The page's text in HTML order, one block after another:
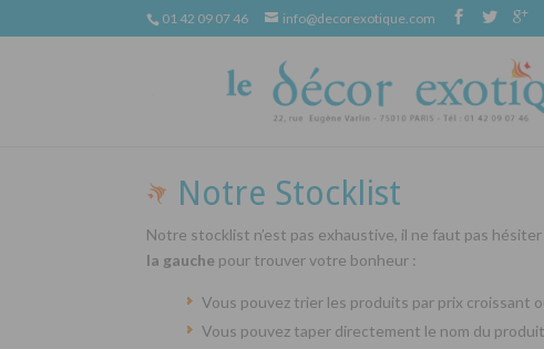
01 42 09 07 46 info@decorexotique.com
Notre Stocklist
Notre stocklist n’est pas exhaustive, il ne faut pas hésiter
la gauche pour trouver votre bonheur :
Vous pouvez trier les produits par prix croissant
Vous pouvez taper directement le nom du